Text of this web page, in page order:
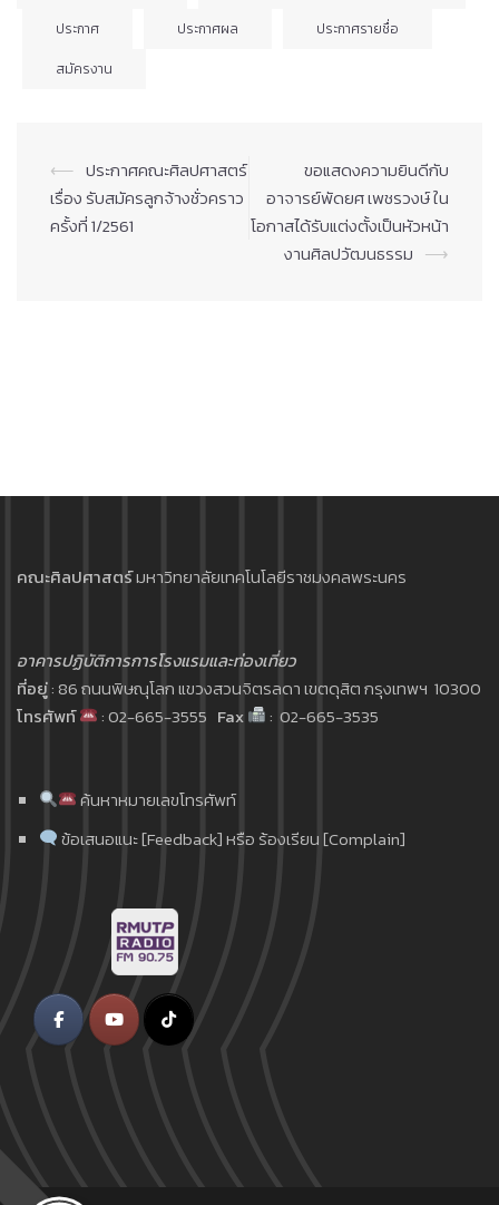
ประกาศ
ประกาศผล
ประกาศรายชื่อ
สมัครงาน
Post
navigation
⟵ ประกาศคณะศิลปศาสตร์
เรื่อง รับสมัครลูกจ้างชั่วคราว
ครั้งที่ 1/2561
ขอแสดงความยินดีกับ
อาจารย์พัดยศ เพชรวงษ์ ใน
โอกาสได้รับแต่งตั้งเป็นหัวหน้า
งานศิลปวัฒนธรรม ⟶
คณะศิลปศาสตร์มหาวิทยาลัยเทคโนโลยีราชมงคลพระนคร
อาคารปฏิบัติการการโรงแรมและท่องเที่ยว
ที่อยู่: 86 ถนนพิษณุโลก แขวงสวนจิตรลดา เขตดุสิต กรุงเทพฯ 10300
โทรศัพท์
: 02-665-3555 Fax : 02-665-3535
ค้นหาหมายเลขโทรศัพท์
ข้อเสนอแนะ [Feedback] หรือ ร้องเรียน [Complain]